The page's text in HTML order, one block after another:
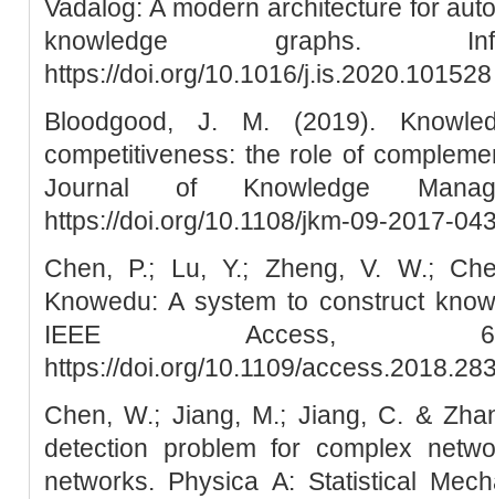
Vadalog: A modern architecture for
knowledge graphs.
https://doi.org/10.1016/j.is.2020.101528
Bloodgood, J. M. (2019).
competitiveness: the role of
Journal of Knowledge
https://doi.org/10.1108/jkm-09-2017-
Chen, P.; Lu, Y.; Zheng, V. W.;
Knowedu: A system to construct
IEEE Access, 6,
https://doi.org/10.1109/
Chen, W.; Jiang, M.; Jiang, C. &
detection problem for complex
networks. Physica A: Statistical